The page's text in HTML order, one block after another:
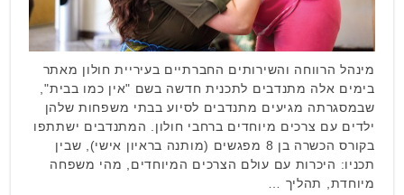
מינהל הרווחה והשירותים החברתיים בעיריית חולון מאתר
בימים אלה מתנדבים לתכנית חדשה בשם "אין כמו בבית",
שבמסגרתה מגיעים מתנדבים לסיוע בבתי משפחות שלהן
ילדים עם צרכים מיוחדים ברחבי חולון. המתנדבים ישתתפו
בקורס הכשרה בן 8 מפגשים (מותנה בראיון אישי), שבין
תכניו: היכרות עם עולם הצרכים המיוחדים, מהי משפחה
מיוחדת, תהליך …